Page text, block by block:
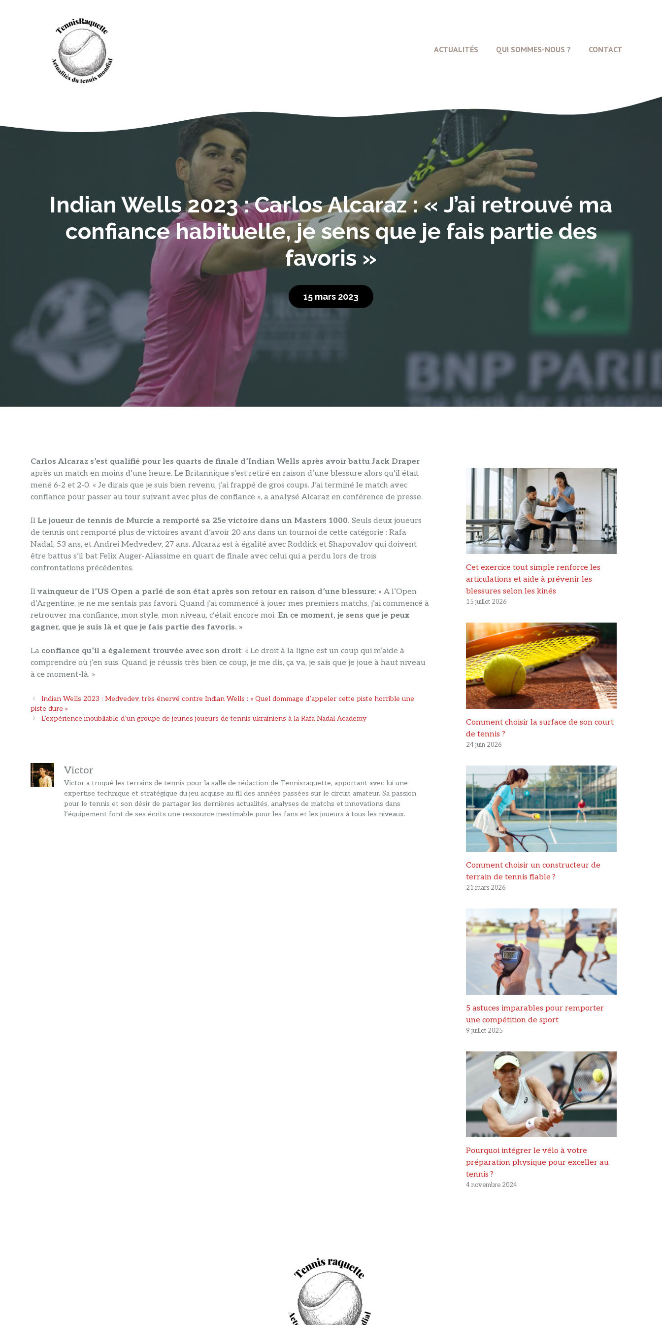
ACTUALITÉS QUI SOMMES-NOUS ? CONTACT
Indian Wells 2023 : Carlos Alcaraz : « J’ai retrouvé ma
confiance habituelle, je sens que je fais partie des
favoris »
15 mars 2023
Carlos Alcaraz s’est qualifié pour les quarts de finale d’Indian Wells après avoir battu Jack Draper
après un match en moins d’une heure. Le Britannique s’est retiré en raison d’une blessure alors qu’il était
mené 6-2 et 2-0. « Je dirais que je suis bien revenu, j’ai frappé de gros coups. J’ai terminé le match avec
confiance pour passer au tour suivant avec plus de confiance », a analysé Alcaraz en conférence de presse.
Il Le joueur de tennis de Murcie a remporté sa 25e victoire dans un Masters 1000. Seuls deux joueurs
de tennis ont remporté plus de victoires avant d’avoir 20 ans dans un tournoi de cette catégorie : Rafa
Nadal, 53 ans, et Andrei Medvedev, 27 ans. Alcaraz est à égalité avec Roddick et Shapovalov qui doivent
être battus s’il bat Felix Auger-Aliassime en quart de finale avec celui qui a perdu lors de trois
confrontations précédentes.
Il vainqueur de l’US Open a parlé de son état après son retour en raison d’une blessure: « A l’Open
d’Argentine, je ne me sentais pas favori. Quand j’ai commencé à jouer mes premiers matchs, j’ai commencé à
retrouver ma confiance, mon style, mon niveau, c’était encore moi. En ce moment, je sens que je peux
gagner, que je suis là et que je fais partie des favoris. »
La confiance qu’il a également trouvée avec son droit: « Le droit à la ligne est un coup qui m’aide à
comprendre où j’en suis. Quand je réussis très bien ce coup, je me dis, ça va, je sais que je joue à haut niveau
à ce moment-là. »
Navigation
des
articles
Indian Wells 2023 : Medvedev, très énervé contre Indian Wells : « Quel dommage d’appeler cette piste horrible une
piste dure »
L’expérience inoubliable d’un groupe de jeunes joueurs de tennis ukrainiens à la Rafa Nadal Academy
Victor
Victor a troqué les terrains de tennis pour la salle de rédaction de Tennisraquette, apportant avec lui une
expertise technique et stratégique du jeu acquise au fil des années passées sur le circuit amateur. Sa passion
pour le tennis et son désir de partager les dernières actualités, analyses de matchs et innovations dans
l’équipement font de ses écrits une ressource inestimable pour les fans et les joueurs à tous les niveaux.
Cet exercice tout simple renforce les
articulations et aide à prévenir les
blessures selon les kinés
15 juillet 2026
Comment choisir la surface de son court
de tennis ?
24 juin 2026
Comment choisir un constructeur de
terrain de tennis fiable ?
21 mars 2026
5 astuces imparables pour remporter
une compétition de sport
9 juillet 2025
Pourquoi intégrer le vélo à votre
préparation physique pour exceller au
tennis ?
4 novembre 2024